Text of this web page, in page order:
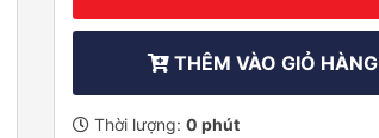
THÊM VÀO GIỎ HÀNG
Thời lượng: 0 phút